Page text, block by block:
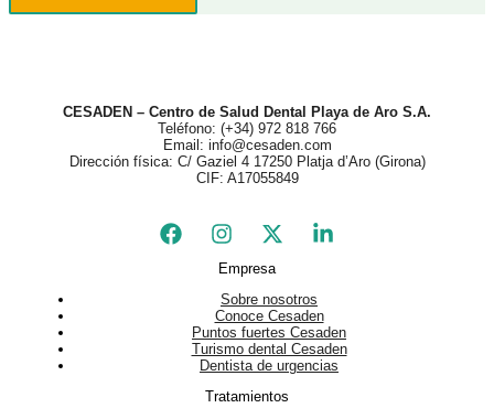
CESADEN – Centro de Salud Dental Playa de Aro S.A.
Teléfono: (+34) 972 818 766
Email: info@cesaden.com
Dirección física: C/ Gaziel 4 17250 Platja d’Aro (Girona)
CIF: A17055849
Empresa
Sobre nosotros
Conoce Cesaden
Puntos fuertes Cesaden
Turismo dental Cesaden
Dentista de urgencias
Tratamientos